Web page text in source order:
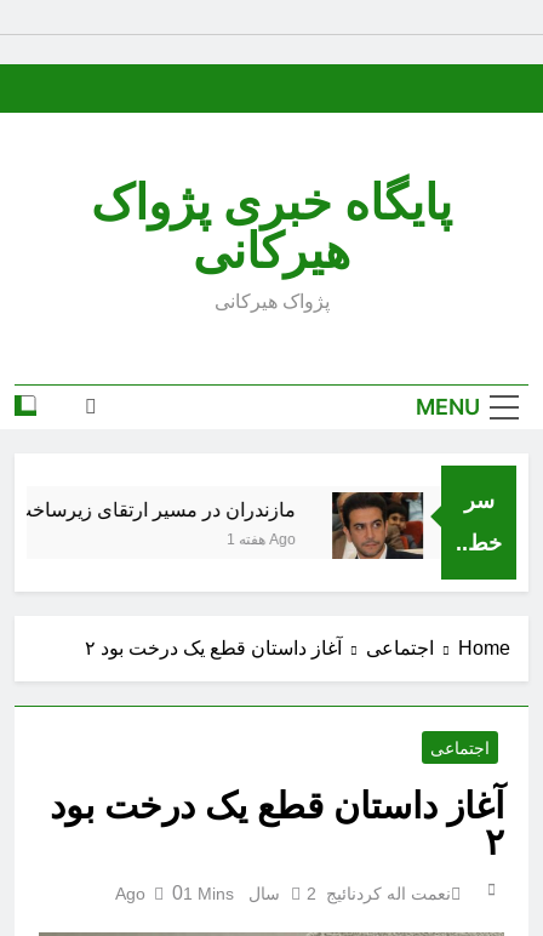
پایگاه خبری پژواک
هیرکانی
پژواک هیرکانی
MENU
سر
خط..
مازندران در مسیر ارتقای
1 هفته Ago
کذب است
Home اجتماعی آغاز داستان قطع یک درخت بود ۲
اجتماعی
آغاز داستان قطع یک درخت بود
۲
نعمت اله کردنائیج 2 سال Ago 01 Mins